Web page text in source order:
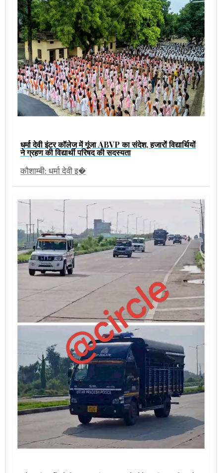
धर्मा देवी इंटर कॉलेज में गूंजा ABVP का संदेश, हजारों विद्यार्थियों
ने ग्रहण की विद्यार्थी परिषद की सदस्यता
कौशाम्बी: धर्मा देवी इ�